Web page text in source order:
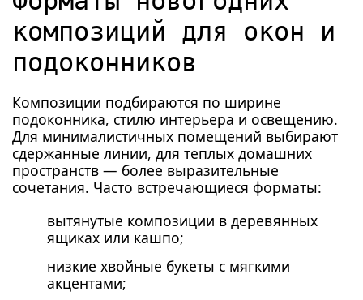
композиций для окон и
подоконников
Композиции подбираются по ширине
подоконника, стилю интерьера и освещению.
Для минималистичных помещений выбирают
сдержанные линии, для теплых домашних
пространств — более выразительные
сочетания. Часто встречающиеся форматы:
вытянутые композиции в деревянных
ящиках или кашпо;
низкие хвойные букеты с мягкими
акцентами;